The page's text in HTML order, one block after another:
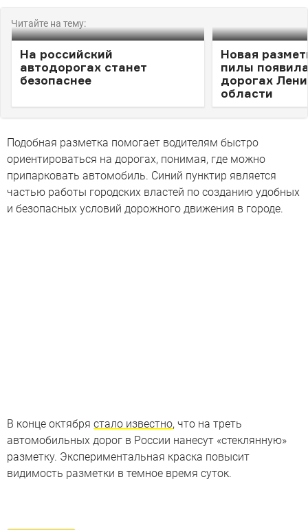
Читайте на тему:
На российский
автодорогах станет
безопаснее
Новая
пилы
дорогах
области
Подобная разметка помогает водителям быстро
ориентироваться на дорогах, понимая, где можно
припарковать автомобиль. Синий пунктир является
частью работы городских властей по созданию удобных
и безопасных условий дорожного движения в городе.
В конце октября стало известно, что на треть
автомобильных дорог в России нанесут «стеклянную»
разметку. Экспериментальная краска повысит
видимость разметки в темное время суток.